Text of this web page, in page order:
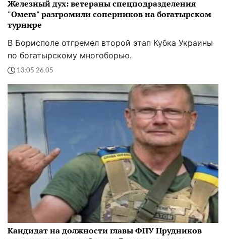
Железный дух: ветераны спецподразделения
"Омега" разгромили соперников на богатырском
турнире
В Борисполе отгремел второй этап Кубка Украины
по богатырскому многоборью.
13:05 26.05
Кандидат на должности главы ФПУ Прудников